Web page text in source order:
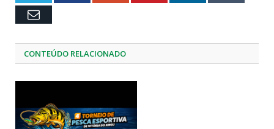
Email
CONTEÚDO RELACIONADO